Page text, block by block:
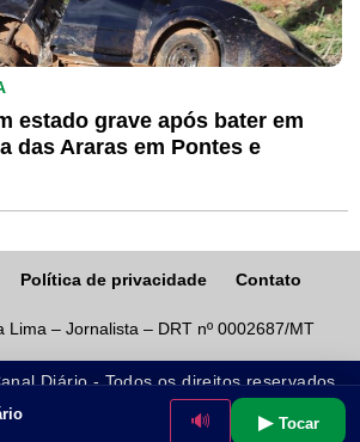
estado grave após bater em
das Araras em Pontes e
Política de privacidade Contato
Lima – Jornalista – DRT nº 0002687/MT
Diário - Todos os direitos reservados.
▶ Tocar
🔊